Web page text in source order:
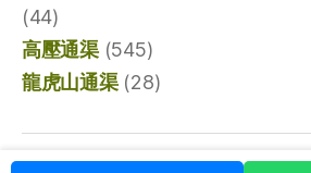
(44)
高壓通渠(545)
龍虎山通渠(28)